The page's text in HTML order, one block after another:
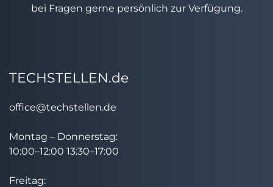
bei Fragen gerne persönlich zur Verfügung.
TECHSTELLEN.de
office@techstellen.de
Montag – Donnerstag:
10:00–12:00 13:30–17:00
Freitag: